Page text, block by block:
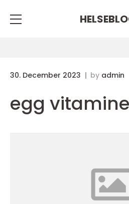
30. December 2023 by admin
egg